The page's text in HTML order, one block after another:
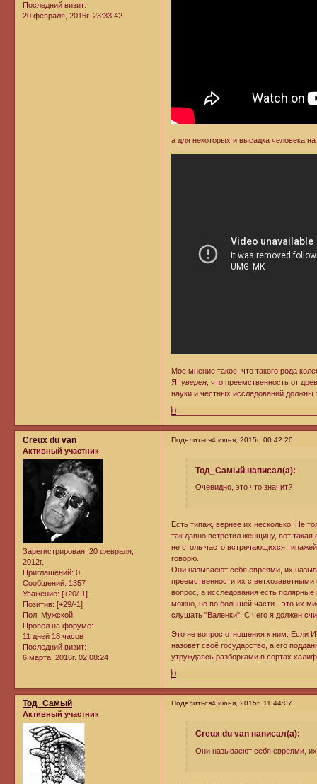
Последний визит:
20 февраля, 2016г. 23:33:42
а для некоторых и высадка человека
Мое мнение такое, что такого рода
Яуверен , что преемственность от
науки и честных исследований должны
0
Поделиться4 июня, 2015г. 00:42:20
Creux du van
Активный участник
Зарегистрирован: 20 февраля,
2012г.
Приглашений: 0
Сообщений: 1357
Уважение: [+20/-1]
Позитив: [+29/-1]
Пол: Мужской
Провел на форуме:
11 дней 18 часов
Последний визит:
6 марта, 2016г. 02:08:24
Тод_Самый написал(а):
Очевидно, это что значит?
Есть типаж, вернее их несколько. Не
так давно встретил женщину, вот
не столь часто встречающихся
говорю.
Они называеют себя евреями, их
преемственности их с
вопрос, а исследования есть
можно, но по большей части - это их
слушать "Валенки". С чего я должен
Это не вопрос отношения к ним. Если
назовет своё государство, а его
утруждаясь разборками в сортах
0
Поделиться4 июня, 2015г. 11:44:07
Тод_Самый
Активный участник
Creux du van написал(а):
Они называеют себя евреями, их